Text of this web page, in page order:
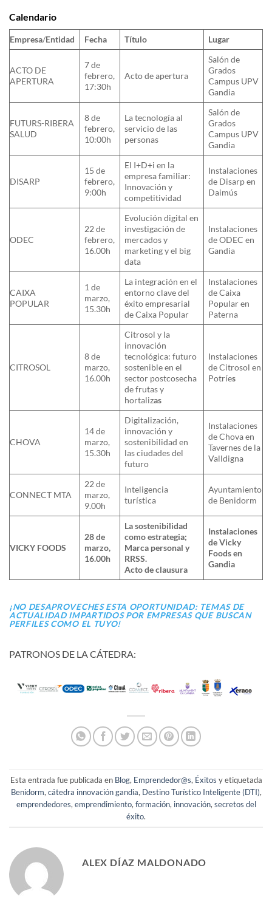
Calendario
Empresa/Entidad Fecha Título Lugar
ACTO DE
APERTURA
7 de
febrero,
17:30h
Acto de apertura
Salón de
Grados
Campus UPV
Gandia
FUTURS-RIBERA
SALUD
8 de
febrero,
10:00h
La tecnología al
servicio de las
personas
Salón de
Grados
Campus UPV
Gandia
DISARP
15 de
febrero,
9:00h
El I+D+i en la
empresa familiar:
Innovación y
competitividad
Instalaciones
de Disarp en
Daimús
ODEC
22 de
febrero,
16.00h
Evolución digital en
investigación de
mercados y
marketing y el big
data
Instalaciones
de ODEC en
Gandia
CAIXA
POPULAR
1 de
marzo,
15.30h
La integración en el
entorno clave del
éxito empresarial
de Caixa Popular
Instalaciones
de Caixa
Popular en
Paterna
CITROSOL
8 de
marzo,
16.00h
Citrosol y la
innovación
tecnológica: futuro
sostenible en el
sector postcosecha
de frutas y
hortalizas
Instalaciones
de Citrosol en
Potríes
CHOVA
14 de
marzo,
15.30h
Digitalización,
innovación y
sostenibilidad en
las ciudades del
futuro
Instalaciones
de Chova en
Tavernes de la
Valldigna
CONNECT MTA
22 de
marzo,
9.00h
Inteligencia
turística
Ayuntamiento
de Benidorm
VICKY FOODS
28 de
marzo,
16.00h
La sostenibilidad
como estrategia;
Marca personal y
RRSS.
Acto de clausura
Instalaciones
de Vicky
Foods en
Gandia
¡NO DESAPROVECHES ESTA OPORTUNIDAD: TEMAS DE
ACTUALIDAD IMPARTIDOS POR EMPRESAS QUE BUSCAN
PERFILES COMO EL TUYO!
PATRONOS DE LA CÁTEDRA:
Esta entrada fue publicada en Blog, Emprendedor@s, Éxitos y etiquetada
Benidorm, cátedra innovación gandia, Destino Turístico Inteligente (DTI),
emprendedores, emprendimiento, formación, innovación, secretos del
éxito.
ALEX DÍAZ MALDONADO